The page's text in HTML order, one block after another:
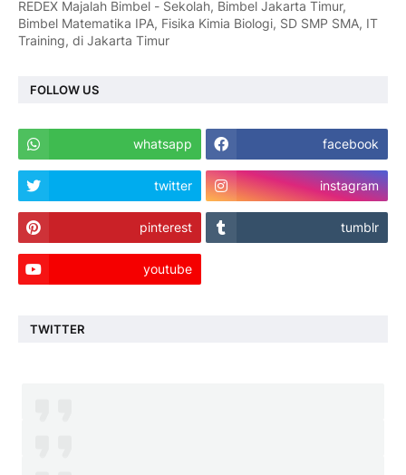
REDEX Majalah Bimbel - Sekolah, Bimbel Jakarta Timur,
Bimbel Matematika IPA, Fisika Kimia Biologi, SD SMP SMA, IT
Training, di Jakarta Timur
FOLLOW US
whatsapp facebook
twitter instagram
pinterest tumblr
youtube
TWITTER